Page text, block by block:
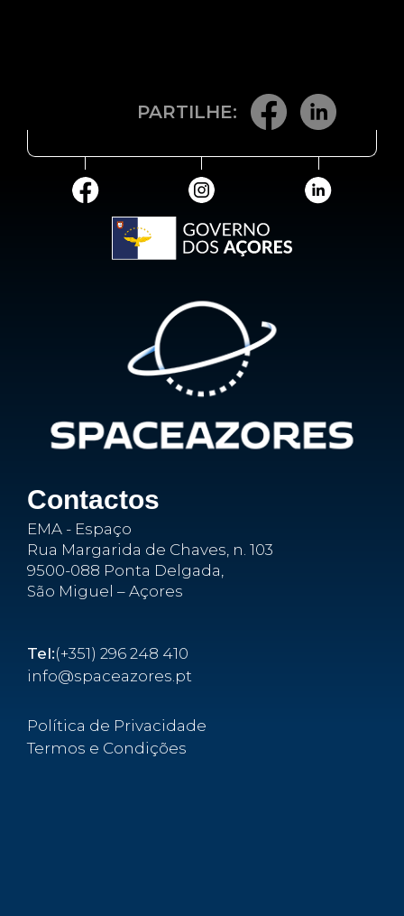
PARTILHE:
Contactos
EMA - Espaço
Rua Margarida de Chaves, n. 103
9500-088 Ponta Delgada,
São Miguel – Açores
Tel:(+351) 296 248 410
info@spaceazores.pt
Política de Privacidade
Termos e Condições